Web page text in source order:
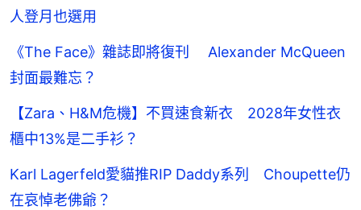
人登月也選用
《The Face》雜誌即將復刊 Alexander McQueen
封面最難忘？
【Zara、H&M危機】不買速食新衣 2028年女性衣
櫃中13%是二手衫？
Karl Lagerfeld愛貓推RIP Daddy系列 Choupette仍
在哀悼老佛爺？